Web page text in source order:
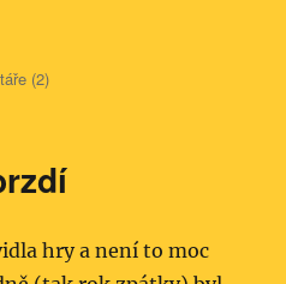
do Běloruska“
(2)
hry a není to moc